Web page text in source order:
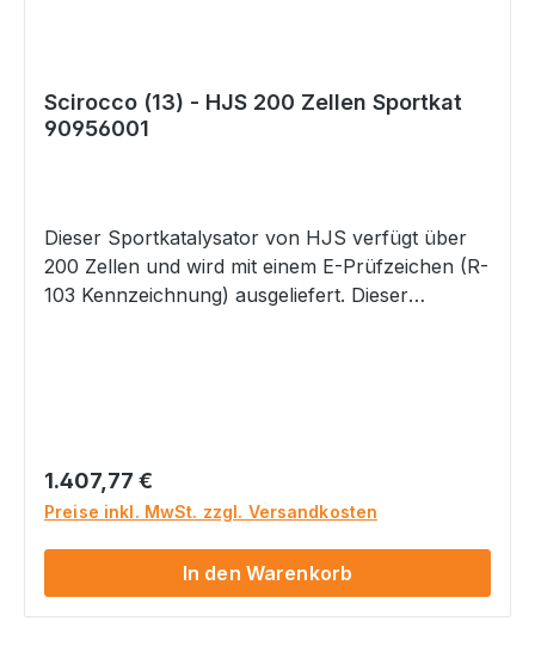
Scirocco (13) - HJS 200 Zellen Sportkat
90956001
Dieser Sportkatalysator von HJS verfügt über
200 Zellen und wird mit einem E-Prüfzeichen (R-
103 Kennzeichnung) ausgeliefert. Dieser
Verwendungsliste. Sollte Ihr Fahrzeugtyp nicht
aufgelistet sein, so rufen Sie uns bitte an oder
schreiben Sie uns eine E-Mail.
Typgenehmigung MKB Hubraum KW Euronorm
Scirocco e1*2001/116*0471*… CZCA 1395 092 /
5000 Euro 6
Regulärer Preis:
1.407,77 €
Preise inkl. MwSt. zzgl. Versandkosten
In den Warenkorb